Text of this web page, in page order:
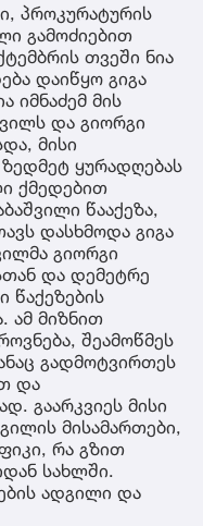
პროკურატურის
გამოძიებით
თვეში ნია
დაიწყო გიგა
იმნაძემ მის
და გიორგი
მისი
ყურადღებას
ქმედებით
წააქეზა,
დასხმოდა გიგა
გიორგი
და დემეტრე
წაქეზების
ამ მიზნით
შეამოწმეს
გადმოტვირთეს
და
გაარკვიეს მისი
მისამართები,
რა გზით
სახლში.
ადგილი და